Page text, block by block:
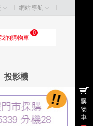
網站導航
的購物車
0
投影機
購
物
車